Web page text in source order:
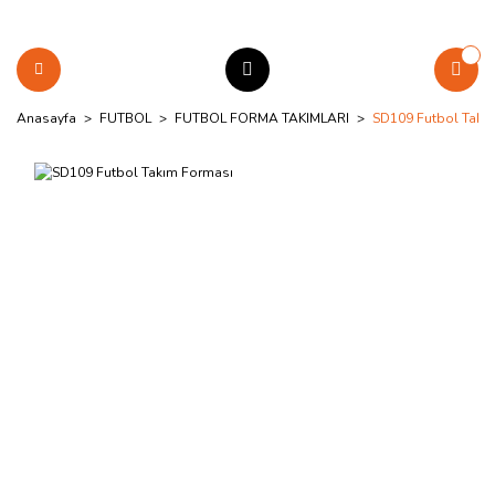
Anasayfa FUTBOL FUTBOL FORMA TAKIMLARI SD109 Futbol